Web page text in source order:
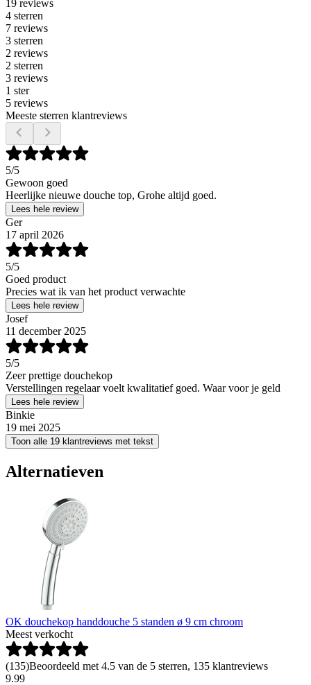
19 reviews
4 sterren
7 reviews
3 sterren
2 reviews
2 sterren
3 reviews
1 ster
5 reviews
Meeste sterren klantreviews
5/5
Gewoon goed
Heerlijke nieuwe douche top, Grohe altijd goed.
Lees hele review
Ger
17 april 2026
5/5
Goed product
Precies wat ik van het product verwachte
Lees hele review
Josef
11 december 2025
5/5
Zeer prettige douchekop
Verstellingen regelaar voelt kwalitatief goed. Waar voor je geld
Lees hele review
Binkie
19 mei 2025
Toon alle 19 klantreviews met tekst
Alternatieven
OK douchekop handdouche 5 standen ø 9 cm chroom
Meest verkocht
(135)Beoordeeld met 4.5 van de 5 sterren, 135 klantreviews
9.99